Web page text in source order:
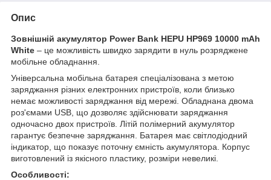
Опис
Зовнішній акумулятор Power Bank HEPU HP969 10000 mAh
White – це можливість швидко зарядити в нуль розряджене
мобільне обладнання.
Універсальна мобільна батарея спеціалізована з метою
заряджання різних електронних пристроїв, коли близько
немає можливості заряджання від мережі. Обладнана двома
роз'ємами USB, що дозволяє здійснювати заряджання
одночасно двох пристроїв. Літій полімерний акумулятор
гарантує безпечне заряджання. Батарея має світлодіодний
індикатор, що показує поточну ємність акумулятора. Корпус
виготовлений із якісного пластику, розміри невеликі.
Особливості: